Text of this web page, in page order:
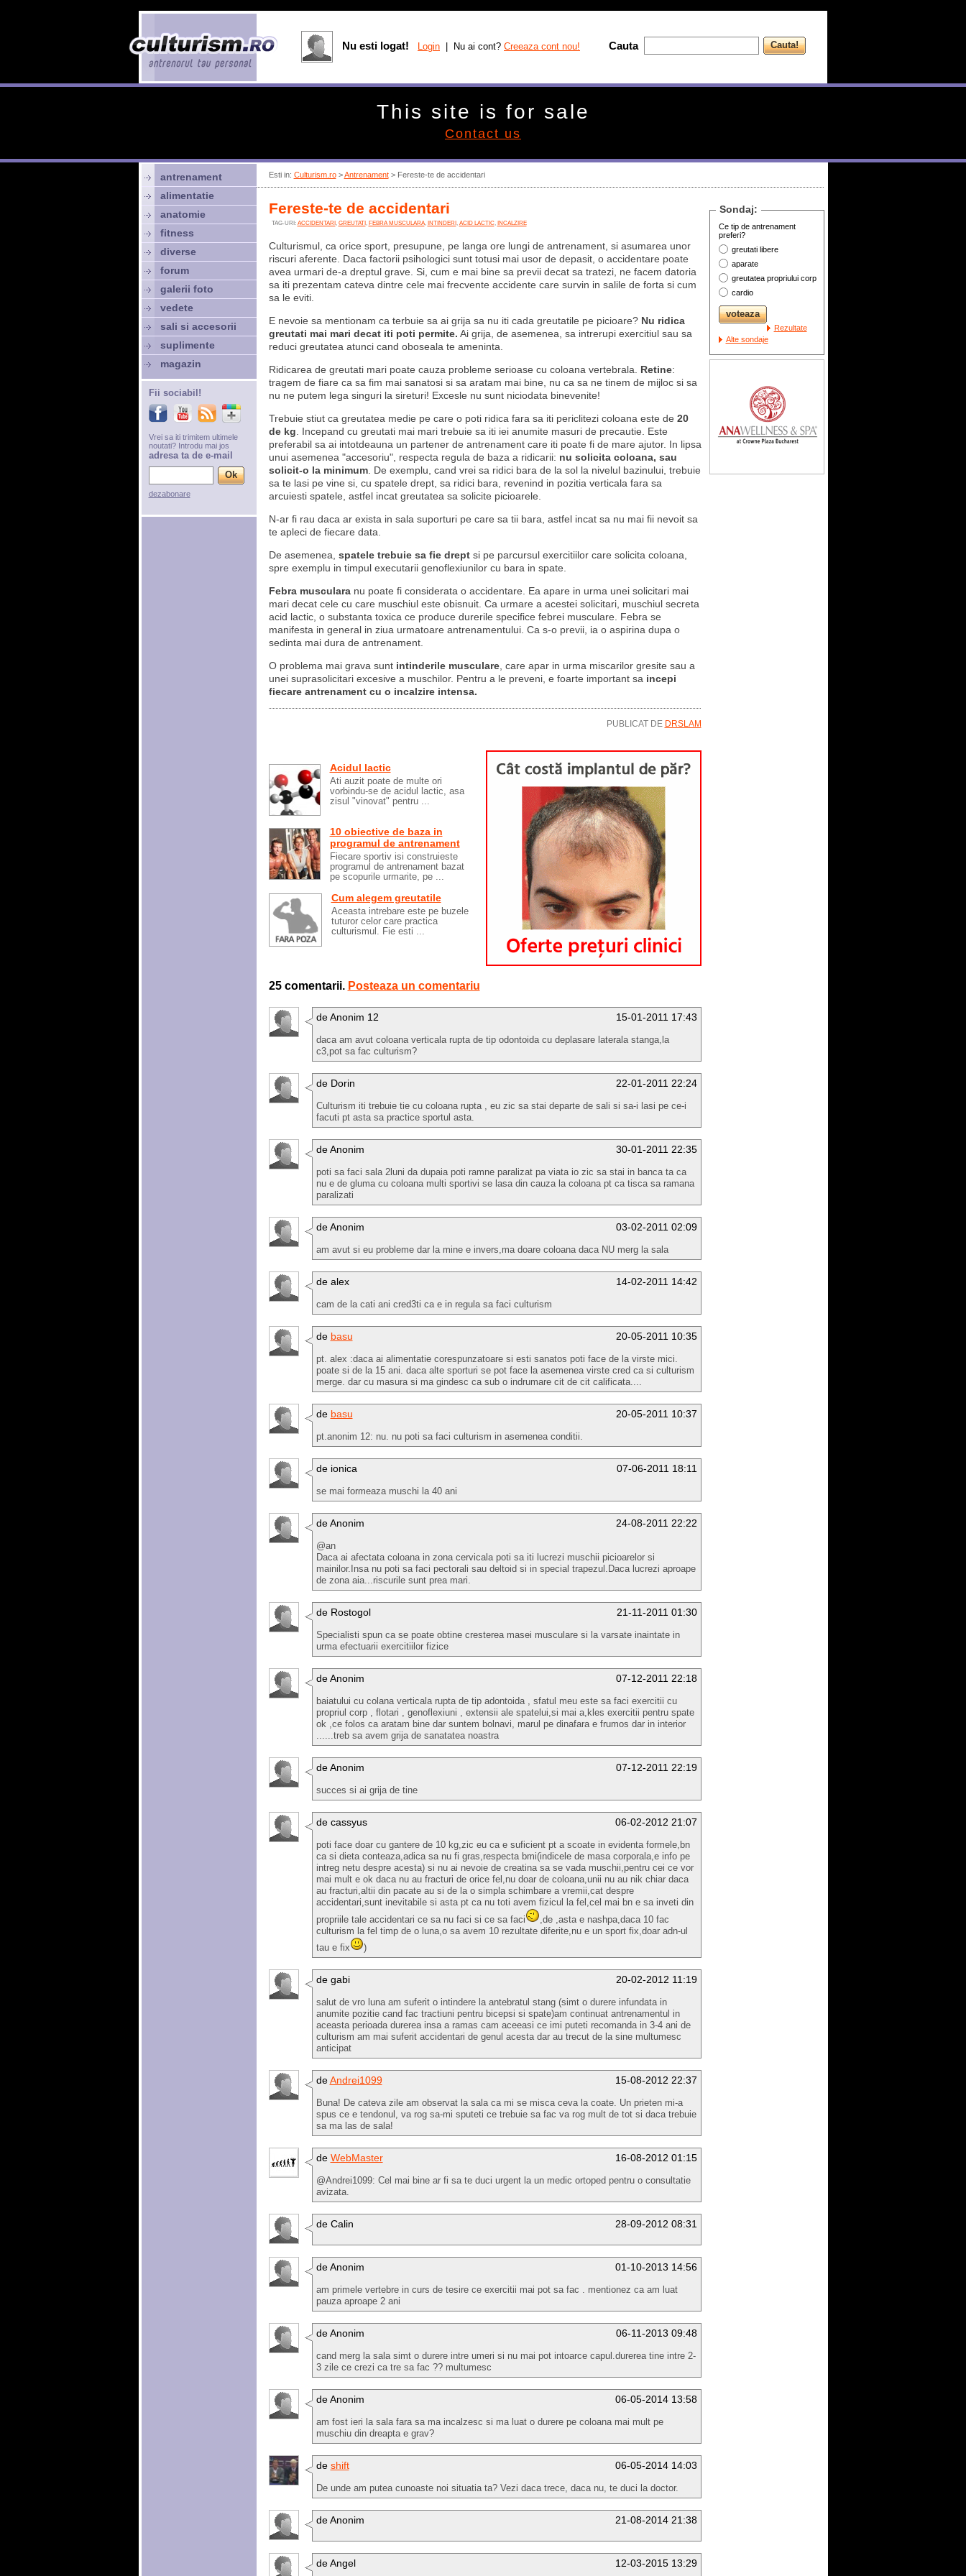
Esti in: Culturism.ro>Antrenament> Fereste-te de accidentari
Fereste-te de accidentari
TAG-URI: ACCIDENTARI , GREUTATI , FEBRA MUSCULARA, INTINDERI , ACID LACTIC, INCALZIRE
Culturismul, ca orice sport, presupune, pe langa ore lungi de antrenament, si asumarea unor
riscuri aferente. Daca factorii psihologici sunt totusi mai usor de depasit, o accidentare poate
avea urmari de-a dreptul grave. Si, cum e mai bine sa previi decat sa tratezi, ne facem datoria
sa iti prezentam cateva dintre cele mai frecvente accidente care survin in salile de forta si cum
sa le eviti.
E nevoie sa mentionam ca terbuie sa ai grija sa nu iti cada greutatile pe picioare? Nu ridica
greutati mai mari decat iti poti permite. Ai grija, de asemenea, sa intrerupi exercitiul sau sa
reduci greutatea atunci cand oboseala te ameninta.
Ridicarea de greutati mari poate cauza probleme serioase cu coloana vertebrala. Retine:
tragem de fiare ca sa fim mai sanatosi si sa aratam mai bine, nu ca sa ne tinem de mijloc si sa
nu ne putem lega singuri la sireturi! Excesle nu sunt niciodata binevenite!
Trebuie stiut ca greutatea medie pe care o poti ridica fara sa iti periclitezi coloana este de 20
de kg . Incepand cu greutati mai mari trebuie sa iti iei anumite masuri de precautie. Este
preferabil sa ai intotdeauna un partener de antrenament care iti poate fi de mare ajutor. In lipsa
unui asemenea "accesoriu", respecta regula de baza a ridicarii: nu solicita coloana, sau
solicit-o la minimum. De exemplu, cand vrei sa ridici bara de la sol la nivelul bazinului, trebuie
sa te lasi pe vine si, cu spatele drept, sa ridici bara, revenind in pozitia verticala fara sa
arcuiesti spatele, astfel incat greutatea sa solicite picioarele.
N-ar fi rau daca ar exista in sala suporturi pe care sa tii bara, astfel incat sa nu mai fii nevoit sa
te apleci de fiecare data.
De asemenea, spatele trebuie sa fie dreptsi pe parcursul exercitiilor care solicita coloana,
spre exemplu in timpul executarii genoflexiunilor cu bara in spate.
Febra muscularanu poate fi considerata o accidentare. Ea apare in urma unei solicitari mai
mari decat cele cu care muschiul este obisnuit. Ca urmare a acestei solicitari, muschiul secreta
acid lactic, o substanta toxica ce produce durerile specifice febrei musculare. Febra se
manifesta in general in ziua urmatoare antrenamentului. Ca s-o previi, ia o aspirina dupa o
sedinta mai dura de antrenament.
O problema mai grava sunt intinderile musculare, care apar in urma miscarilor gresite sau a
unei suprasolicitari excesive a muschilor. Pentru a le preveni, e foarte important sa incepi
fiecare antrenament cu o incalzire intensa.
PUBLICAT DE DRSLAM
Acidul lactic
Ati auzit poate de multe ori
vorbindu-se de acidul lactic, asa
zisul "vinovat" pentru ...
10 obiective de baza in
programul de antrenament
Fiecare sportiv isi construieste
programul de antrenament bazat
pe scopurile urmarite, pe ...
Cum alegem greutatile
Aceasta intrebare este pe buzele
tuturor celor care practica
culturismul. Fie esti ...
25 comentarii. Posteaza un comentariu
15-01-2011 17:43
de Anonim 12
daca am avut coloana verticala rupta de tip odontoida cu deplasare laterala stanga,la
c3,pot sa fac culturism?
22-01-2011 22:24
de Dorin
Culturism iti trebuie tie cu coloana rupta , eu zic sa stai departe de sali si sa-i lasi pe ce-i
facuti pt asta sa practice sportul asta.
30-01-2011 22:35
de Anonim
poti sa faci sala 2luni da dupaia poti ramne paralizat pa viata io zic sa stai in banca ta ca
nu e de gluma cu coloana multi sportivi se lasa din cauza la coloana pt ca tisca sa ramana
paralizati
03-02-2011 02:09
de Anonim
am avut si eu probleme dar la mine e invers,ma doare coloana daca NU merg la sala
14-02-2011 14:42
de alex
cam de la cati ani cred3ti ca e in regula sa faci culturism
20-05-2011 10:35
de basu
pt. alex :daca ai alimentatie corespunzatoare si esti sanatos poti face de la virste mici.
poate si de la 15 ani. daca alte sporturi se pot face la asemenea virste cred ca si culturism
merge. dar cu masura si ma gindesc ca sub o indrumare cit de cit calificata....
20-05-2011 10:37
de basu
pt.anonim 12: nu. nu poti sa faci culturism in asemenea conditii.
07-06-2011 18:11
de ionica
se mai formeaza muschi la 40 ani
24-08-2011 22:22
de Anonim
@an
Daca ai afectata coloana in zona cervicala poti sa iti lucrezi muschii picioarelor si
mainilor.Insa nu poti sa faci pectorali sau deltoid si in special trapezul.Daca lucrezi aproape
de zona aia...riscurile sunt prea mari.
21-11-2011 01:30
de Rostogol
Specialisti spun ca se poate obtine cresterea masei musculare si la varsate inaintate in
urma efectuarii exercitiilor fizice
07-12-2011 22:18
de Anonim
baiatului cu colana verticala rupta de tip adontoida , sfatul meu este sa faci exercitii cu
propriul corp , flotari , genoflexiuni , extensii ale spatelui,si mai a,kles exercitii pentru spate
ok ,ce folos ca aratam bine dar suntem bolnavi, marul pe dinafara e frumos dar in interior
......treb sa avem grija de sanatatea noastra
07-12-2011 22:19
de Anonim
succes si ai grija de tine
06-02-2012 21:07
de cassyus
poti face doar cu gantere de 10 kg,zic eu ca e suficient pt a scoate in evidenta formele,bn
ca si dieta conteaza,adica sa nu fi gras,respecta bmi(indicele de masa corporala,e info pe
intreg netu despre acesta) si nu ai nevoie de creatina sa se vada muschii,pentru cei ce vor
mai mult e ok daca nu au fracturi de orice fel,nu doar de coloana,unii nu au nik chiar daca
au fracturi,altii din pacate au si de la o simpla schimbare a vremii,cat despre
accidentari,sunt inevitabile si asta pt ca nu toti avem fizicul la fel,cel mai bn e sa inveti din
propriile tale accidentari ce sa nu faci si ce sa faci
,de ,asta e nashpa,daca 10 fac
culturism la fel timp de o luna,o sa avem 10 rezultate diferite,nu e un sport fix,doar adn-ul
tau e fix
)
20-02-2012 11:19
de gabi
salut de vro luna am suferit o intindere la antebratul stang (simt o durere infundata in
anumite pozitie cand fac tractiuni pentru bicepsi si spate)am continuat antrenamentul in
aceasta perioada durerea insa a ramas cam aceeasi ce imi puteti recomanda in 3-4 ani de
culturism am mai suferit accidentari de genul acesta dar au trecut de la sine multumesc
anticipat
15-08-2012 22:37
deAndrei1099
Buna! De cateva zile am observat la sala ca mi se misca ceva la coate. Un prieten mi-a
spus ce e tendonul, va rog sa-mi sputeti ce trebuie sa fac va rog mult de tot si daca trebuie
sa ma las de sala!
16-08-2012 01:15
de WebMaster
@Andrei1099: Cel mai bine ar fi sa te duci urgent la un medic ortoped pentru o consultatie
avizata.
28-09-2012 08:31
de Calin
01-10-2013 14:56
de Anonim
am primele vertebre in curs de tesire ce exercitii mai pot sa fac . mentionez ca am luat
pauza aproape 2 ani
06-11-2013 09:48
de Anonim
cand merg la sala simt o durere intre umeri si nu mai pot intoarce capul.durerea tine intre 2-
3 zile ce crezi ca tre sa fac ?? multumesc
06-05-2014 13:58
de Anonim
am fost ieri la sala fara sa ma incalzesc si ma luat o durere pe coloana mai mult pe
muschiu din dreapta e grav?
06-05-2014 14:03
de shift
De unde am putea cunoaste noi situatia ta? Vezi daca trece, daca nu, te duci la doctor.
21-08-2014 21:38
de Anonim
12-03-2015 13:29
de Angel
Sondaj:
Ce tip de antrenament
preferi?
greutati libere
aparate
greutatea propriului corp
cardio
Rezultate
Alte sondaje
antrenament
alimentatie
anatomie
fitness
diverse
forum
galerii foto
vedete
sali si accesorii
suplimente
magazin
Fii sociabil!
Vrei sa iti trimitem ultimele
noutati? Introdu mai jos
adresa ta de e-mail
dezabonare
Nu esti logat! Login | Nu ai cont? Creeaza cont nou! Cauta
This site is for sale
Contact us